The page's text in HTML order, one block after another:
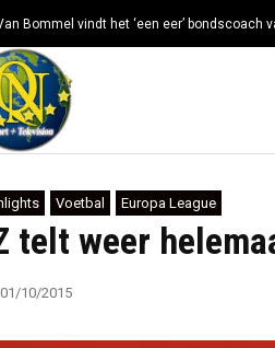
Bommel vindt het ‘een eer’ bondscoach
Voetbal Europa League
telt weer
01/10/2015